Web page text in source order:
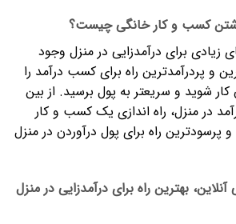
داشتن کسب و کار خانگی چیست؟
برای درآمدزایی در منزل وجود
و پردرآمدترین راه برای کسب درآمد را
کار شوید و سریعتر به پول برسید. از بین
در منزل، راه اندازی یک کسب و کار
پرسودترین راه برای پول درآوردن در منزل
بهترین راه برای درآمدزایی در منزل